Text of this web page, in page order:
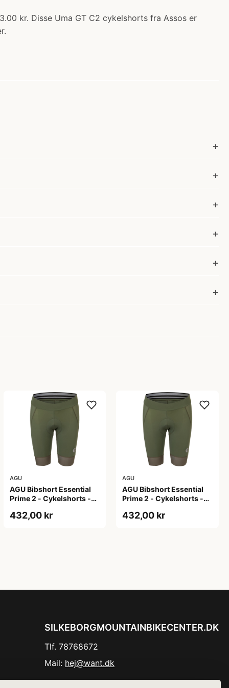
kr. Disse Uma GT C2 cykelshorts fra Assos er
AGU
AGU Bibshort Essential
Prime 2 - Cykelshorts -
2XL
432,00 kr
AGU
AGU Bibshort Essential
Prime 2 - Cykelshorts -
432,00 kr
SILKEBORGMOUNTAINBIKECENTER.DK
Tlf. 78768672
Mail: hej@want.dk